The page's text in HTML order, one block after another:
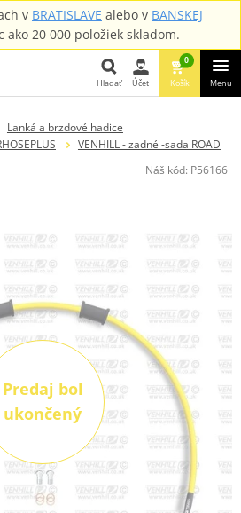
v BRATISLAVE alebo v BANSKEJ
ako 20 000 položiek skladom.
Hľadať Účet
0
Košík Menu
Lanká a brzdové hadice
VENHILL - zadné -sada ROAD
Náš kód: P56166
Predaj bol
ukončený